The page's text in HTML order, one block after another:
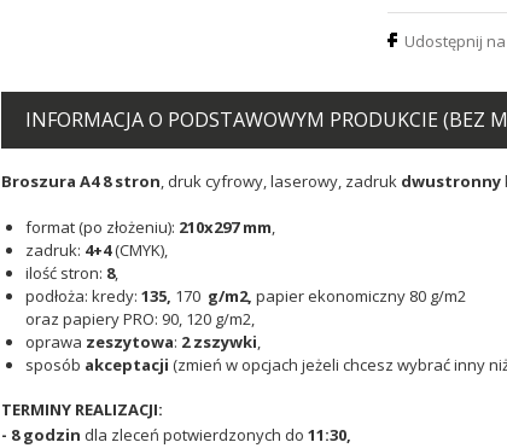
Udostępnij
INFORMACJA O PODSTAWOWYM PRODUKCIE (BEZ
Broszura A4 8 stron, druk cyfrowy, laserowy, zadruk dwustronny
format (po złożeniu): 210x297 mm,
zadruk: 4+4(CMYK),
ilość stron: 8,
podłoża: kredy: 135, 170 g/m2, papierekonomiczny 80 g/m2
oraz papiery PRO: 90, 120 g/m2,
oprawa zeszytowa: 2 zszywki,
sposób akceptacji (zmień w opcjach jeżeli chcesz wybrać inny
TERMINY REALIZACJI:
- 8 godzin dla zleceń potwierdzonych do 11:30,